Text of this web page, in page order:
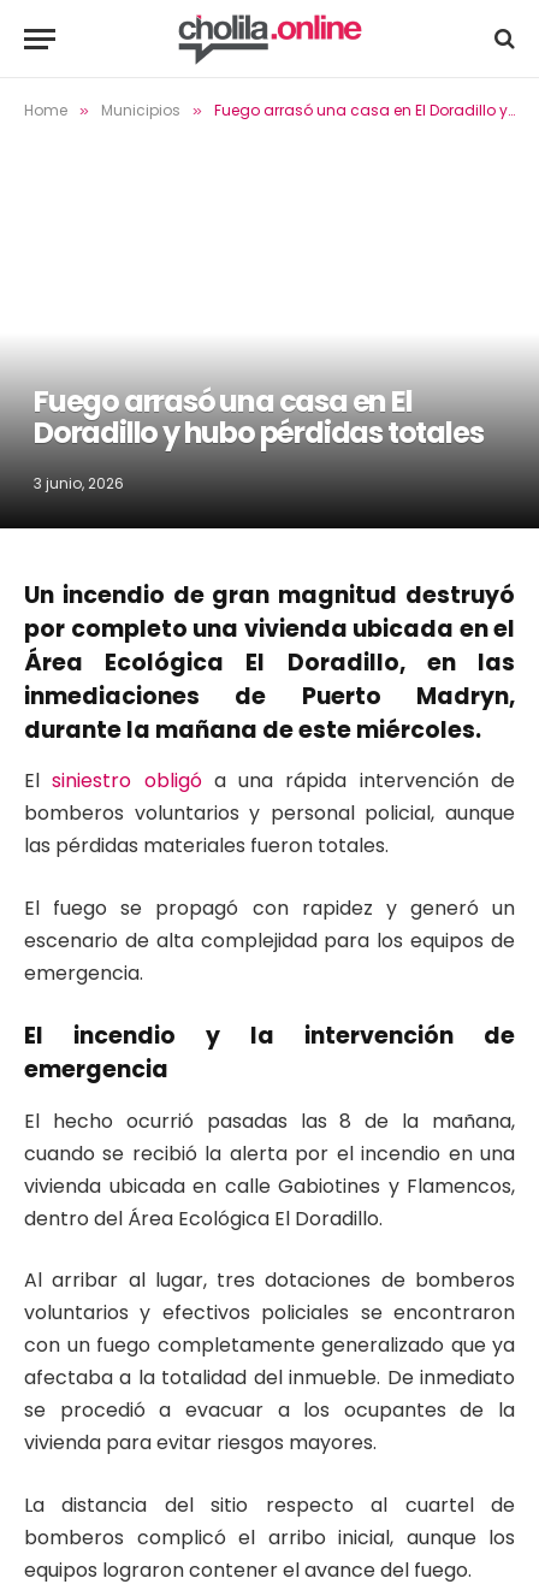
Home » Municipios » Fuego arrasó una casa en El Doradillo y hubo pérdidas totales
Fuego arrasó una casa en El
Doradillo y hubo pérdidas totales
3 junio, 2026
Un incendio de gran magnitud destruyó
por completo una vivienda ubicada en el
Área Ecológica El Doradillo, en las
inmediaciones de Puerto Madryn,
durante la mañana de este miércoles.
Elsiniestro obligóa una rápida intervención de
bomberos voluntarios y personal policial, aunque
las pérdidas materiales fueron totales.
El fuego se propagó con rapidez y generó un
escenario de alta complejidad para los equipos de
emergencia.
El incendio y la intervención de
emergencia
El hecho ocurrió pasadas las 8 de la mañana,
cuando se recibió la alerta por el incendio en una
vivienda ubicada en calle Gabiotines y Flamencos,
dentro del Área Ecológica El Doradillo.
Al arribar al lugar, tres dotaciones de bomberos
voluntarios y efectivos policiales se encontraron
con un fuego completamente generalizado que ya
afectaba a la totalidad del inmueble. De inmediato
se procedió a evacuar a los ocupantes de la
vivienda para evitar riesgos mayores.
La distancia del sitio respecto al cuartel de
bomberos complicó el arribo inicial, aunque los
equipos lograron contener el avance del fuego.